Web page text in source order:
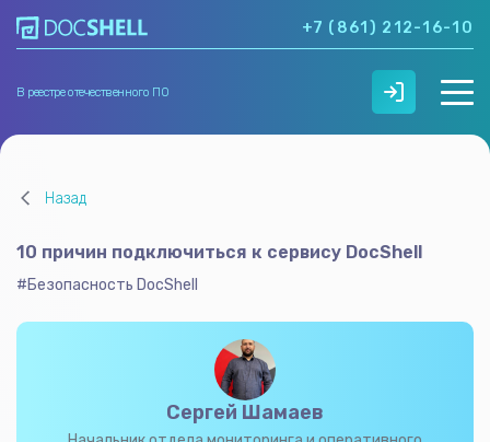
+7 (861) 212-16-10
В реестре отечественного ПО
Тарифы
Назад
10 причин подключиться к сервису DocShell
#Безопасность DocShell
Сергей Шамаев